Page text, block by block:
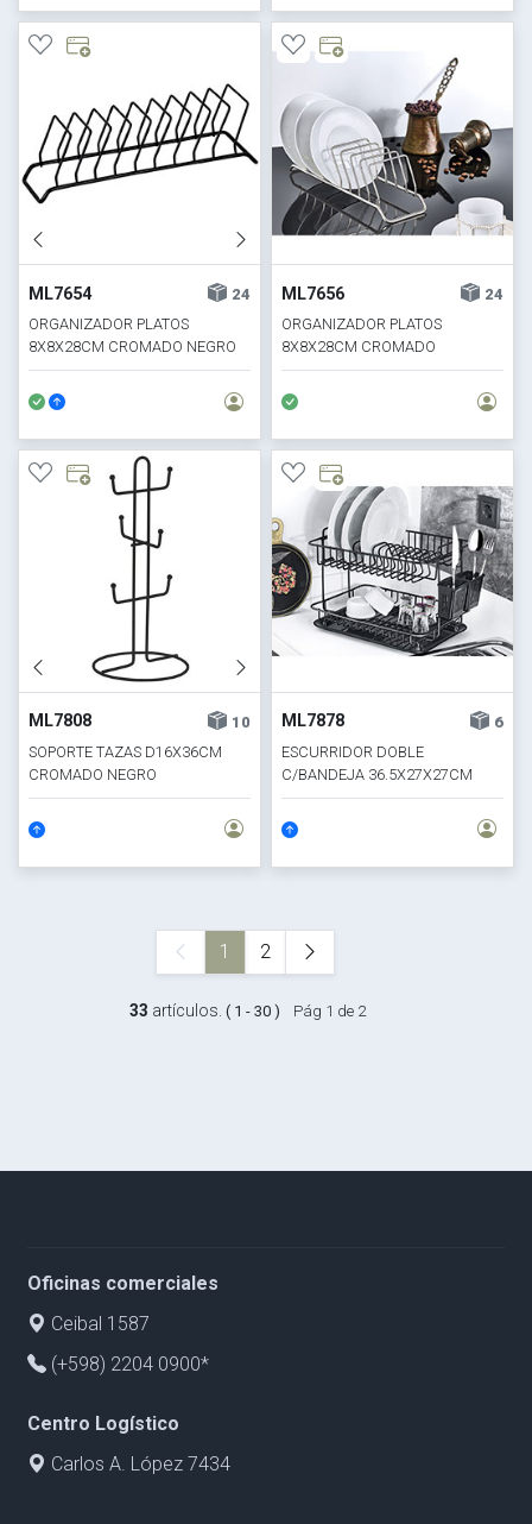
ML7654
24
ORGANIZADOR PLATOS
8X8X28CM CROMADO NEGRO
ML7656
24
ORGANIZADOR PLATOS
8X8X28CM CROMADO
ML7808
10
SOPORTE TAZAS D16X36CM
CROMADO NEGRO
ML7878
6
ESCURRIDOR DOBLE
C/BANDEJA 36.5X27X27CM
CROM NGO
1 2
33 artículos. ( 1 - 30 ) Pág 1 de 2
Oficinas comerciales
Ceibal 1587
(+598) 2204 0900*
Centro Logístico
Carlos A. López 7434